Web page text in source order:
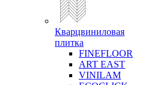
Кварцвиниловая
плитка
FINEFLOOR
ART EAST
VINILAM